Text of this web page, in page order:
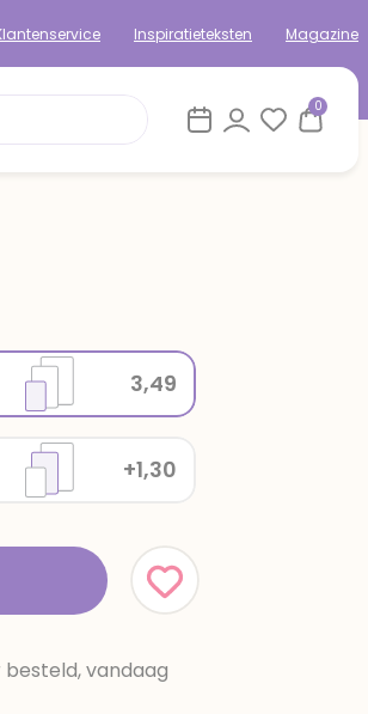
Inspiratieteksten Magazine
0
+1,30
3,49
vandaag